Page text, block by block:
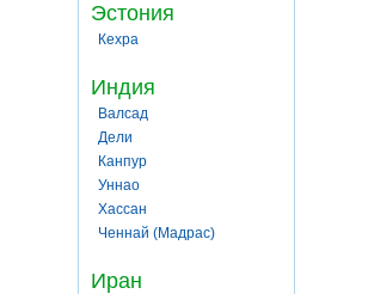
Эстония
Кехра
Индия
Валсад
Дели
Канпур
Уннао
Хассан
Ченнай (Мадрас)
Иран